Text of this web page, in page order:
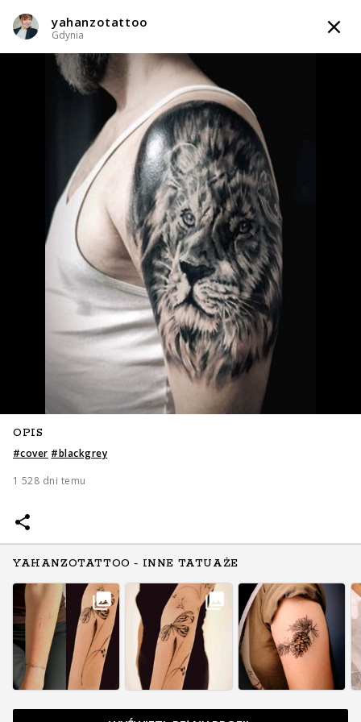
TATTOOARTIST
yahanzotattoo
Gdynia
: Dotwork / Geometryczny / Ornamenty / Graficzny /
Sketch / Line work / Fineline / Outline / Watercolor
WIADOMOŚĆ
TATUAŻE WZORY INFO
yahanzotattoo
Gdynia
OPIS
#cover #blackgrey
1 528 dni temu
YAHANZOTATTOO - INNE TATUAŻE